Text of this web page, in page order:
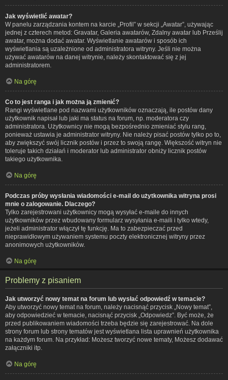
Jak wyświetlić awatar?
W panelu zarządzania kontem na karcie „Profil” w sekcji „Awatar”, używając
jednej z czterech metod: Gravatar, Galeria awatarów, Zdalny awatar lub Prześlij
awatar, można dodać awatar. Wyświetlanie awatarów i sposób ich
wyświetlania są uzależnione od administratora witryny. Jeśli nie można
używać awatarów na danej witrynie, należy skontaktować się z jej
administratorem.
Na górę
Co to jest ranga i jak można ją zmienić?
Rangi wyświetlane pod nazwami użytkowników oznaczają, ile postów dany
użytkownik napisał lub jaki ma status na forum, np. moderatora czy
administratora. Użytkownicy nie mogą bezpośrednio zmieniać stylu rang,
ponieważ ustawia je administrator witryny. Nie należy pisać postów tylko po to,
aby zwiększyć swój licznik postów i przez to swoją rangę. Większość witryn nie
toleruje takich działań i moderator lub administrator obniży licznik postów
takiego użytkownika.
Na górę
Podczas próby wysłania wiadomości e-mail do użytkownika witryna prosi
mnie o zalogowanie. Dlaczego?
Tylko zarejestrowani użytkownicy mogą wysyłać e-maile do innych
użytkowników przez wbudowany formularz wysyłania e-maili i tylko wtedy,
jeżeli administrator włączył tę funkcję. Ma to zabezpieczać przed
nieprawidłowym używaniem systemu poczty elektronicznej witryny przez
anonimowych użytkowników.
Na górę
Problemy z pisaniem
Jak utworzyć nowy temat na forum lub wysłać odpowiedź w temacie?
Aby utworzyć nowy temat na forum, należy nacisnąć przycisk „Nowy temat”,
aby odpowiedzieć w temacie, nacisnąć przycisk „Odpowiedz”. Być może, że
przed publikowaniem wiadomości trzeba będzie się zarejestrować. Na dole
strony forum lub strony tematów jest wyświetlana lista uprawnień użytkownika
na każdym forum. Na przykład: Możesz tworzyć nowe tematy, Możesz dodawać
załączniki itp.
Na górę